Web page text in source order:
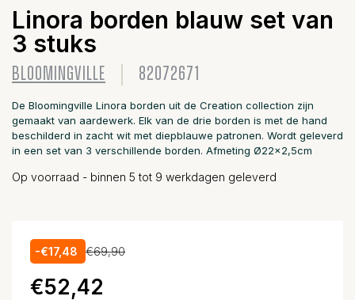
Linora borden blauw set van
3 stuks
BLOOMINGVILLE 82072671
De Bloomingville Linora borden uit de Creation collection zijn
gemaakt van aardewerk. Elk van de drie borden is met de hand
beschilderd in zacht wit met diepblauwe patronen. Wordt geleverd
in een set van 3 verschillende borden. Afmeting Ø22x2,5cm
Op voorraad - binnen 5 tot 9 werkdagen geleverd
-€17,48 €69,90
€52,42